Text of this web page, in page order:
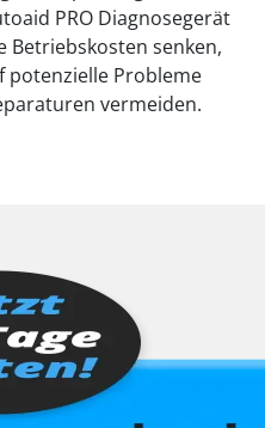
PRO Diagnosegerät
Betriebskosten senken,
potenzielle Probleme
vermeiden.